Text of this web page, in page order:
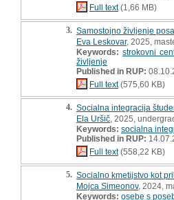
Full text(1,66 MB)
3. Samostojno življenje
Eva Leskovar, 2025,
Keywords: strokovni
življenje
Published in RUP:
Full text(575,60 KB)
4. Socialna integracija
Ela Uršič , 2025,
Keywords: socialna
Published in RUP:
Full text(558,22 KB)
5. Socialno kmetijstvo kot
Mojca Simeonov, 2024,
Keywords: osebe s